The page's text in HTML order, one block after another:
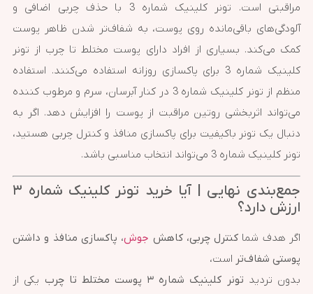
مراقبتی است. تونر کلینیک شماره 3 با حذف چربی اضافی و
آلودگی‌های باقی‌مانده روی پوست، به شفاف‌تر شدن ظاهر پوست
کمک می‌کند. بسیاری از افراد دارای پوست مختلط تا چرب از تونر
کلینیک شماره 3 برای پاکسازی روزانه استفاده می‌کنند. استفاده
منظم از تونر کلینیک شماره 3 در کنار آبرسان، سرم و مرطوب کننده
می‌تواند اثربخشی روتین مراقبت از پوست را افزایش دهد. اگر به
دنبال یک تونر باکیفیت برای پاکسازی منافذ و کنترل چربی هستید،
تونر کلینیک شماره 3 می‌تواند انتخاب مناسبی باشد.
جمع‌بندی نهایی | آیا خرید تونر کلینیک شماره ۳
ارزش دارد؟
اگر هدف شما کنترل چربی، کاهش جوش، پاکسازی منافذ و داشتن
پوستی شفاف‌تر است،
بدون تردید تونر کلینیک شماره ۳ پوست مختلط تا چرب
یکی از